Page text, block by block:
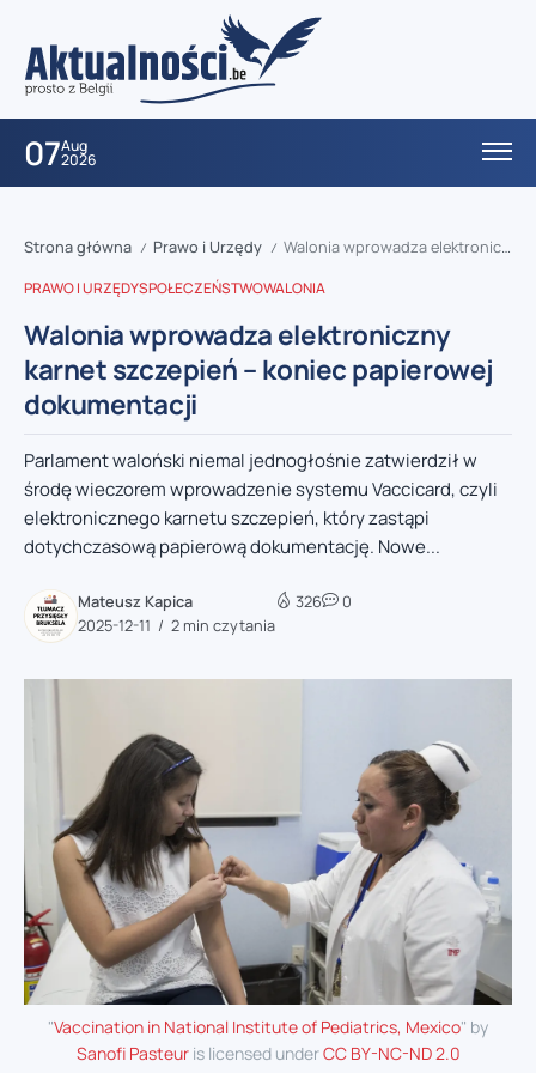
07Aug
2026
Strona główna / Prawo i Urzędy / Walonia wprowadza elektroniczny karnet szczepień – koniec papierowej dokumentacji
PRAWO I URZĘDYSPOŁECZEŃSTWOWALONIA
Walonia wprowadza elektroniczny
karnet szczepień – koniec papierowej
dokumentacji
Parlament waloński niemal jednogłośnie zatwierdził w
środę wieczorem wprowadzenie systemu Vaccicard, czyli
elektronicznego karnetu szczepień, który zastąpi
dotychczasową papierową dokumentację. Nowe...
Mateusz Kapica
2025-12-11
2 min czytania
326 0
"Vaccination in National Institute of Pediatrics, Mexico" by
Sanofi Pasteuris licensed underCC BY-NC-ND 2.0